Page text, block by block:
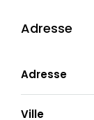
Adresse
Adresse
Ville